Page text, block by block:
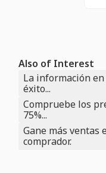
Also of Interest
La información
éxito...
Compruebe los
75%...
Gane más ventas
comprador.